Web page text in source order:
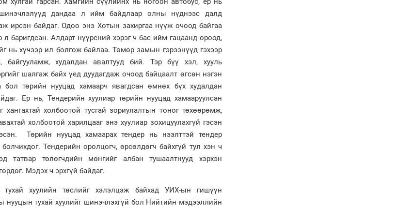
дандаа л ийм байдлаар олны нүднээс далд
ирсэн байдаг. Одоо энэ Хотын захиргаа нүүж очоод байгаа
баригдсан. Алдарт нүүрсний хэрэг ч бас ийм гацаанд ороод,
нь хүчээр ил болгож байлаа. Төмөр замын гэрээнүүд гэхээр
худалдан авалтууд бий. Тэр бүү хэл, хууль
шалгаж байх үед дуудагдаж очоод байцаалт өгсөн нэгэн
бол төрийн нууцад хамаарч явагдсан өмнөх бүх худалдан
Ер нь, Тендерийн хуулиар төрийн нууцад хамааруулсан
холбоотой тусгай зориулалтын тоног төхөөрөмж,
холбоотой харилцааг энэ хуулиар зохицуулахгүй гэсэн
Төрийн нууцад хамаарах тендер нь нээлттэй тендер
Тендерийн оролцогч, өрсөлдөгч байхгүй тул хэн ч
татвар төлөгчдийн мөнгийг албан тушаалтнууд хэрхэн
Мэдэх ч эрхгүй байдаг.
хуулийн төслийг хэлэлцэж байхад УИХ-ын гишүүн
нууцын тухай хуулийг шинэчлэхгүй бол Нийтийн мэдээллийн